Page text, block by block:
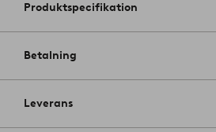
Produktspecifikation
Betalning
Leverans